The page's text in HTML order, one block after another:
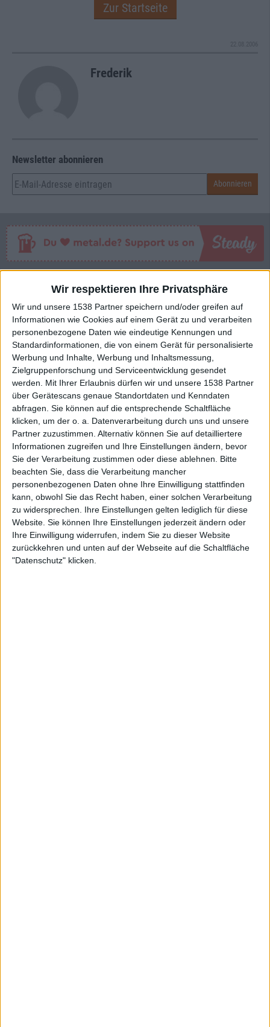
Wir respektieren Ihre Privatsphäre
Wir und unsere 1538 Partner speichern und/oder greifen auf
Informationen wie Cookies auf einem Gerät zu und verarbeiten
personenbezogene Daten wie eindeutige Kennungen und
Standardinformationen, die von einem Gerät für personalisierte
Werbung und Inhalte, Werbung und Inhaltsmessung,
Zielgruppenforschung und Serviceentwicklung gesendet
werden. Mit Ihrer Erlaubnis dürfen wir und unsere 1538 Partner
über Gerätescans genaue Standortdaten und Kenndaten
abfragen. Sie können auf die entsprechende Schaltfläche
klicken, um der o. a. Datenverarbeitung durch uns und unsere
Partner zuzustimmen. Alternativ können Sie auf detailliertere
Informationen zugreifen und Ihre Einstellungen ändern, bevor
Sie der Verarbeitung zustimmen oder diese ablehnen. Bitte
beachten Sie, dass die Verarbeitung mancher
personenbezogenen Daten ohne Ihre Einwilligung stattfinden
kann, obwohl Sie das Recht haben, einer solchen Verarbeitung
zu widersprechen. Ihre Einstellungen gelten lediglich für diese
Website. Sie können Ihre Einstellungen jederzeit ändern oder
Ihre Einwilligung widerrufen, indem Sie zu dieser Website
zurückkehren und unten auf der Webseite auf die Schaltfläche
"Datenschutz" klicken.
Zur Startseite
Frederik
Newsletter abonnieren
Macbeth (DE) - Macbeth
BAND MACBETH (DE)
WERTUNG 6/10
USER-WERTUNG
7/10
STILE
HEAVY METAL
ANZAHL SONGS
9
SPIELDAUER
RELEASE
LABEL
EUROPEAN MUSIC GROUP